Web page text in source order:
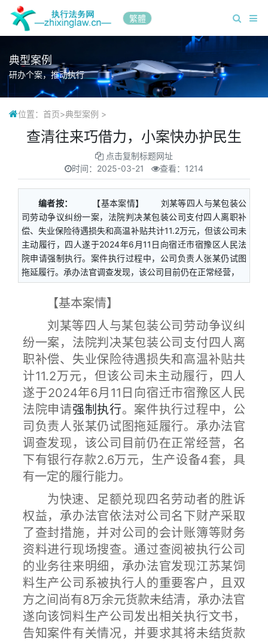
繁體
典型案例
研办个案，推动执行
位置： 首页>典型案例 >
查清往来巧借力，小案快办护民生
点击复制标题网址
时间： 2025-03-21 查看：1214
编者按：
【基本案情】 刘某等四人与某包装公
司劳动争议纠纷一案，法院判决某包装公司支付四人离职补
偿、失业保险待遇损失和高温补贴共计11.2万元，但该公司未
主动履行，四人遂于2024年6月11日向宿迁市宿豫区人民法
院申请强制执行。案件执行过程中，公司负责人张某仍试图
拖延履行。承办法官调查发现，该公司目前仍在正常经营，
【基本案情】
刘某等四人与某包装公司劳动争议纠
纷一案，法院判决某包装公司支付四人离
职补偿、失业保险待遇损失和高温补贴共
计11.2万元，但该公司未主动履行，四人
遂于2024年6月11日向宿迁市宿豫区人民
法院申请强制执行。案件执行过程中，公
司负责人张某仍试图拖延履行。承办法官
调查发现，该公司目前仍在正常经营，名
下有银行存款2.6万元，生产设备4套，具
有一定的履行能力。
为快速、足额兑现四名劳动者的胜诉
权益，承办法官依法对公司名下财产采取
了查封措施，并对公司的会计账簿等财务
资料进行现场搜查。通过查阅被执行公司
的业务往来明细，承办法官发现江苏某饲
料生产公司系被执行人的重要客户，且双
方之间尚有8万余元货款未结清，承办法官
遂向该饲料生产公司发出相关执行文书，
告知案件有关情况，并要求其将未结货款